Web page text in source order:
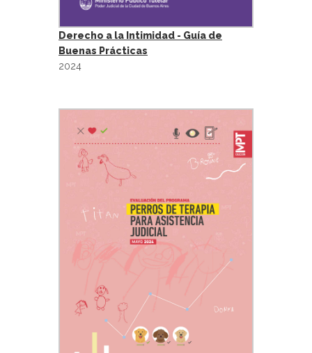
Derecho a la Intimidad - Guía de
Buenas Prácticas
2024